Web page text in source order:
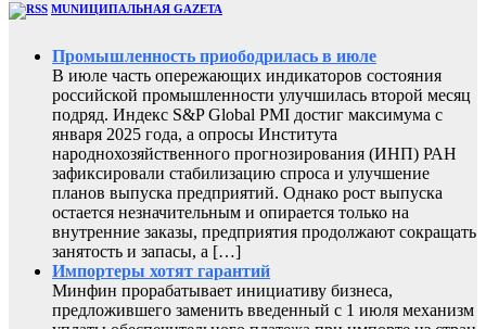
MUNИЦИПАЛЬНАЯ GAZЕТА
Промышленность приободрилась в июле
В июле часть опережающих индикаторов состояния
российской промышленности улучшилась второй месяц
подряд. Индекс S&P Global PMI достиг максимума с
января 2025 года, а опросы Института
народнохозяйственного прогнозирования (ИНП) РАН
зафиксировали стабилизацию спроса и улучшение
планов выпуска предприятий. Однако рост выпуска
остается незначительным и опирается только на
внутренние заказы, предприятия продолжают сокращать
занятость и запасы, а […]
Импортеры хотят гарантий
Минфин прорабатывает инициативу бизнеса,
предложившего заменить введенный с 1 июля механизм